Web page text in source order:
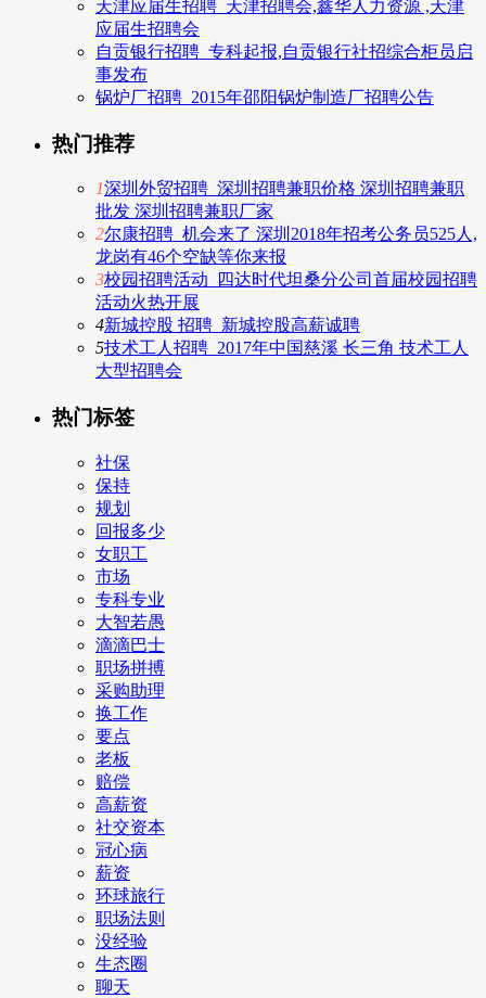
天津应届生招聘_天津招聘会,鑫华人力资源 ,天津
应届生招聘会
自贡银行招聘_专科起报,自贡银行社招综合柜员启
事发布
锅炉厂招聘_2015年邵阳锅炉制造厂招聘公告
热门推荐
1深圳外贸招聘_深圳招聘兼职价格 深圳招聘兼职
批发 深圳招聘兼职厂家
2尔康招聘_机会来了 深圳2018年招考公务员525人,
龙岗有46个空缺等你来报
3校园招聘活动_四达时代坦桑分公司首届校园招聘
活动火热开展
4新城控股 招聘_新城控股高薪诚聘
5技术工人招聘_2017年中国慈溪 长三角 技术工人
大型招聘会
热门标签
社保
保持
规划
回报多少
女职工
市场
专科专业
大智若愚
滴滴巴士
职场拼搏
采购助理
换工作
要点
老板
赔偿
高薪资
社交资本
冠心病
薪资
环球旅行
职场法则
没经验
生态圈
聊天